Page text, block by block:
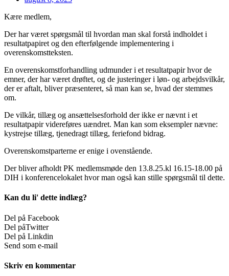
Kære medlem,
Der har været spørgsmål til hvordan man skal forstå indholdet i
resultatpapiret og den efterfølgende implementering i
overenskomstteksten.
En overenskomstforhandling udmunder i et resultatpapir hvor de
emner, der har været drøftet, og de justeringer i løn- og arbejdsvilkår,
der er aftalt, bliver præsenteret, så man kan se, hvad der stemmes
om.
De vilkår, tillæg og ansættelsesforhold der ikke er nævnt i et
resultatpapir videreføres uændret. Man kan som eksempler nævne:
kystrejse tillæg, tjenedragt tillæg, feriefond bidrag.
Overenskomstparterne er enige i ovenstående.
Der bliver afholdt PK medlemsmøde den 13.8.25.kl 16.15-18.00 på
DIH i konferencelokalet hvor man også kan stille spørgsmål til dette.
Kan du li' dette indlæg?
Del på Facebook
Del påTwitter
Del på Linkdin
Send som e-mail
Skriv en kommentar